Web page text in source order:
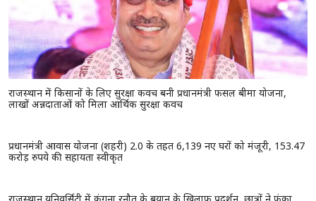
राजस्थान में किसानों के लिए सुरक्षा कवच बनी प्रधानमंत्री फसल बीमा योजना,
लाखों अन्नदाताओं को मिला आर्थिक सुरक्षा कवच